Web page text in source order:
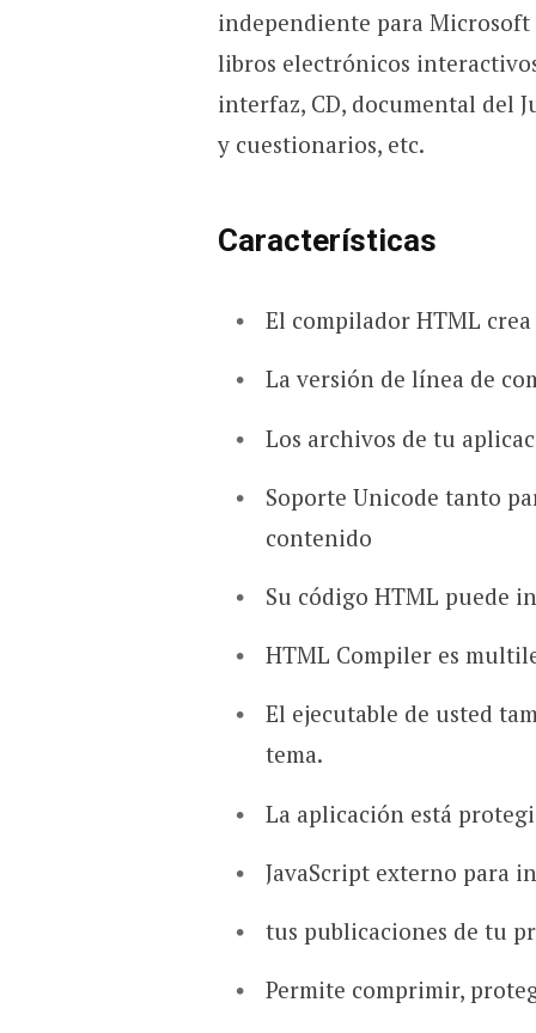
independiente para
libros electrónicos
interfaz, CD, documental del
y cuestionarios, etc.
Características
El compilador HTML
La versión de línea de
Los archivos de tu
Soporte Unicode tanto
contenido
Su código HTML puede
HTML Compiler es
El ejecutable de usted
tema.
La aplicación está
JavaScript externo para
tus publicaciones de tu
Permite comprimir,